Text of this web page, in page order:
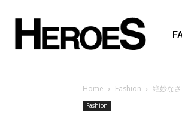
Home Fashion 絶妙な
Fashion